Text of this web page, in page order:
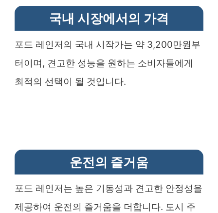
국내 시장에서의 가격
포드 레인저의 국내 시작가는 약 3,200만원부
터이며, 견고한 성능을 원하는 소비자들에게
최적의 선택이 될 것입니다.
운전의 즐거움
포드 레인저는 높은 기동성과 견고한 안정성을
제공하여 운전의 즐거움을 더합니다. 도시 주